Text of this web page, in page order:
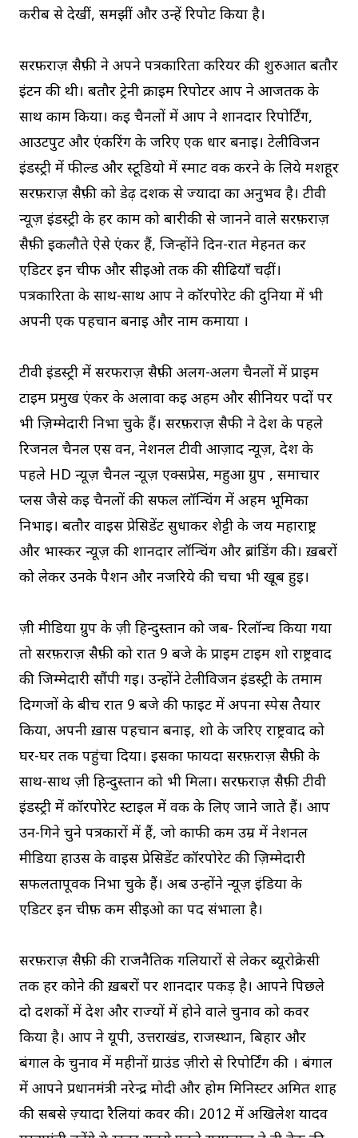
करीब से देखीं, समझीं और उन्हें रिपोर्ट किया है।
सरफ़राज़ सैफ़ी ने अपने पत्रकारिता करियर की शुरुआत बतौर
इंटर्न की थी। बतौर ट्रेनी क्राइम रिपोर्टर आप ने आजतक के
साथ काम किया। कई चैनलों में आप ने शानदार रिपोर्टिंग,
आउटपुट और एंकरिंग के जरिए एक धार बनाई। टेलीविजन
इंडस्ट्री में फील्ड और स्टूडियो में स्मार्ट वर्क करने के लिये मशहूर
सरफ़राज़ सैफ़ी को डेढ़ दशक से ज्यादा का अनुभव है। टीवी
न्यूज़ इंडस्ट्री के हर काम को बारीकी से जानने वाले सरफ़राज़
सैफ़ी इकलौते ऐसे एंकर हैं, जिन्होंने दिन-रात मेहनत कर
एडिटर इन चीफ और सीईओ तक की सीढियाँ चढ़ीं।
पत्रकारिता के साथ-साथ आप ने कॉरपोरेट की दुनिया में भी
अपनी एक पहचान बनाई और नाम कमाया ।
टीवी इंडस्ट्री में सरफराज़ सैफ़ी अलग-अलग चैनलों में प्राइम
टाइम प्रमुख एंकर के अलावा कई अहम और सीनियर पदों पर
भी ज़िम्मेदारी निभा चुके हैं। सरफ़राज़ सैफी ने देश के पहले
रिजनल चैनल एस वन, नेशनल टीवी आज़ाद न्यूज़, देश के
पहले HD न्यूज़ चैनल न्यूज़ एक्सप्रेस, महुआ ग्रुप , समाचार
प्लस जैसे कई चैनलों की सफल लॉन्चिंग में अहम भूमिका
निभाई। बतौर वाइस प्रेसिडेंट सुधाकर शेट्टी के जय महाराष्ट्र
और भास्कर न्यूज़ की शानदार लॉन्चिंग और ब्रांडिंग की। ख़बरों
को लेकर उनके पैशन और नजरिये की चर्चा भी खूब हुई।
ज़ी मीडिया ग्रुप के ज़ी हिन्दुस्तान को जब- रिलॉन्च किया गया
तो सरफ़राज़ सैफ़ी को रात 9 बजे के प्राइम टाइम शो राष्ट्रवाद
की जिम्मेदारी सौंपी गई। उन्होंने टेलीविजन इंडस्ट्री के तमाम
दिग्गजों के बीच रात 9 बजे की फाइट में अपना स्पेस तैयार
किया, अपनी ख़ास पहचान बनाई, शो के जरिए राष्ट्रवाद को
घर-घर तक पहुंचा दिया। इसका फायदा सरफ़राज़ सैफ़ी के
साथ-साथ ज़ी हिन्दुस्तान को भी मिला। सरफ़राज़ सैफ़ी टीवी
इंडस्ट्री में कॉरपोरेट स्टाइल में वर्क के लिए जाने जाते हैं। आप
उन-गिने चुने पत्रकारों में हैं, जो काफी कम उम्र में नेशनल
मीडिया हाउस के वाइस प्रेसिडेंट कॉरपोरेट की ज़िम्मेदारी
सफलतापूर्वक निभा चुके हैं। अब उन्होंने न्यूज़ इंडिया के
एडिटर इन चीफ़ कम सीईओ का पद संभाला है।
सरफ़राज़ सैफ़ी की राजनैतिक गलियारों से लेकर ब्यूरोक्रेसी
तक हर कोने की ख़बरों पर शानदार पकड़ है। आपने पिछले
दो दशकों में देश और राज्यों में होने वाले चुनाव को कवर
किया है। आप ने यूपी, उत्तराखंड, राजस्थान, बिहार और
बंगाल के चुनाव में महीनों ग्राउंड ज़ीरो से रिपोर्टिंग की । बंगाल
में आपने प्रधानमंत्री नरेन्द्र मोदी और होम मिनिस्टर अमित शाह
की सबसे ज़्यादा रैलियां कवर की। 2012 में अखिलेश यादव